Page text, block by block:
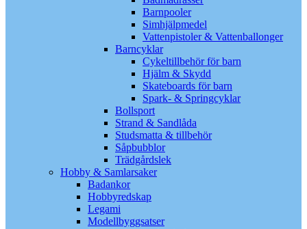
Barnpooler
Simhjälpmedel
Vattenpistoler & Vattenballonger
Barncyklar
Cykeltillbehör för barn
Hjälm & Skydd
Skateboards för barn
Spark- & Springcyklar
Bollsport
Strand & Sandlåda
Studsmatta & tillbehör
Såpbubblor
Trädgårdslek
Hobby & Samlarsaker
Badankor
Hobbyredskap
Legami
Modellbyggsatser